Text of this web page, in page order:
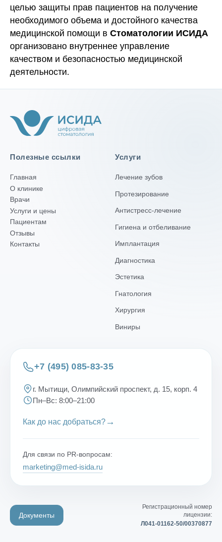
целью защиты прав пациентов на получение
необходимого объема и достойного качества
медицинской помощи в Стоматологии ИСИДА
организовано внутреннее управление
качеством и безопасностью медицинской
деятельности.
Регистрационный номер
лицензии:
Л041-01162-50/00370877
Документы
Полезные ссылки
Главная
О клинике
Врачи
Услуги и цены
Пациентам
Отзывы
Контакты
Услуги
Лечение зубов
Протезирование
Антистресс-лечение
Гигиена и отбеливание
Имплантация
Диагностика
Эстетика
Гнатология
Хирургия
Виниры
+7 (495) 085-83-35
г. Мытищи, Олимпийский проспект, д. 15, корп. 4
Пн–Вс: 8:00–21:00
Как до нас добраться? →
Для связи по PR-вопросам:
marketing@med-isida.ru